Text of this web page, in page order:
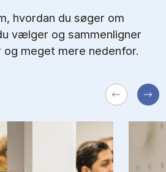
hvordan du søger om
vælger og sammenligner
og meget mere nedenfor.